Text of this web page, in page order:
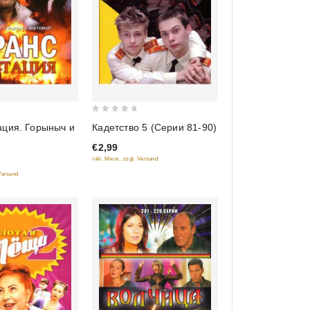
Горыныч и
out
of
5
Кадетство 5 (Серии 81-90)
€2,99
inkl. Mwst., zzgl. Versand